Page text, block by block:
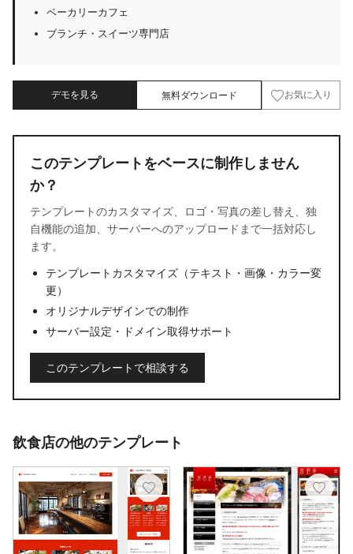
ベーカリーカフェ
ブランチ・スイーツ専門店
デモを見る 無料ダウンロード お気に入り
このテンプレートをベースに制作しません
か？
テンプレートのカスタマイズ、ロゴ・写真の差し替え、独
自機能の追加、サーバーへのアップロードまで一括対応し
ます。
テンプレートカスタマイズ（テキスト・画像・カラー変
更）
オリジナルデザインでの制作
サーバー設定・ドメイン取得サポート
このテンプレートで相談する
飲食店の他のテンプレート